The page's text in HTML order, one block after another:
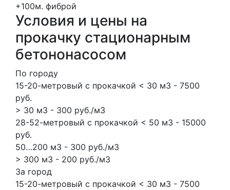
+100м. фиброй
Условия и цены на
прокачку стационарным
бетононасосом
По городу
15-20-метровый с прокачкой < 30 м3 - 7500
руб.
> 30 м3 - 300 руб./м3
28-52-метровый с прокачкой < 50 м3 - 15000
руб.
50…200 м3 - 300 руб./м3
> 300 м3 - 200 руб./м3
За город
15-20-метровый с прокачкой < 30 м3 - 7500